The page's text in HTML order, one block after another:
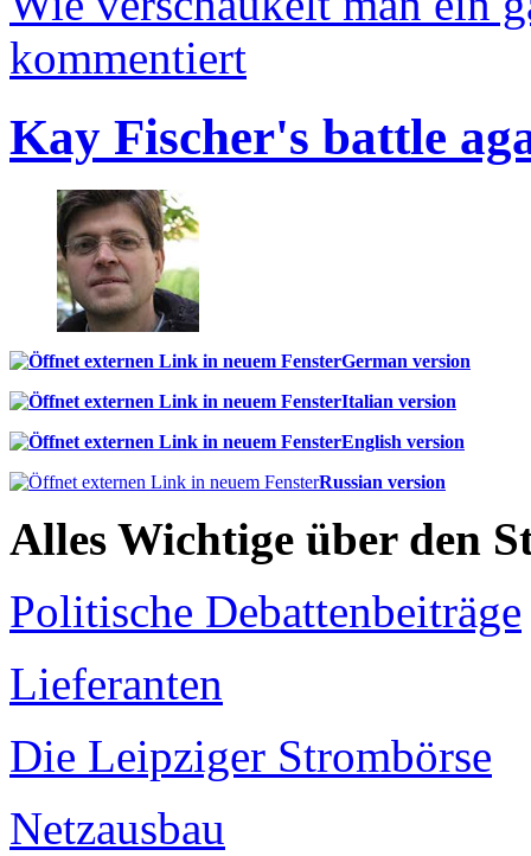
kommentiert
Kay Fischer's battle
German version
Italian version
English version
Russian version
Alles Wichtige über den
Politische Debattenbeiträge
Lieferanten
Die Leipziger Strombörse
Netzausbau